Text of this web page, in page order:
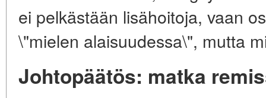
ei pelkästään lisähoitoja, vaan
\"mielen alaisuudessa\", mutta
Johtopäätös: matka